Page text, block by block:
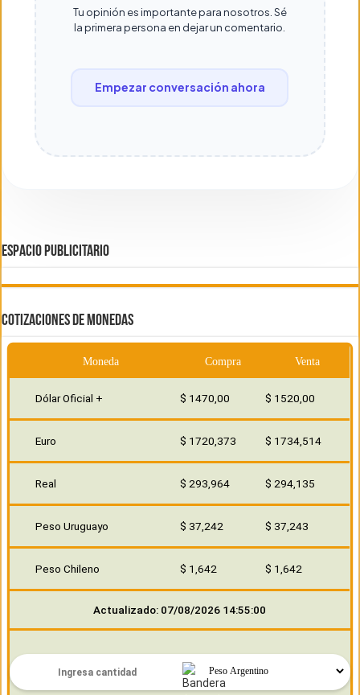
Tu opinión es importante para nosotros. Sé
la primera persona en dejar un comentario.
Empezar conversación ahora
ESPACIO PUBLICITARIO
COTIZACIONES DE MONEDAS
Moneda Compra Venta
Dólar Oficial + $ 1470,00 $ 1520,00
Euro $ 1720,373 $ 1734,514
Real $ 293,964 $ 294,135
Peso Uruguayo $ 37,242 $ 37,243
Peso Chileno $ 1,642 $ 1,642
Actualizado: 07/08/2026 14:55:00